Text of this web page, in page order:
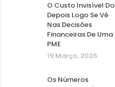
O Custo Invisível Do
Depois Logo Se Vê
Nas Decisões
Financeiras De Uma
PME
19 Março, 2026
Os Números